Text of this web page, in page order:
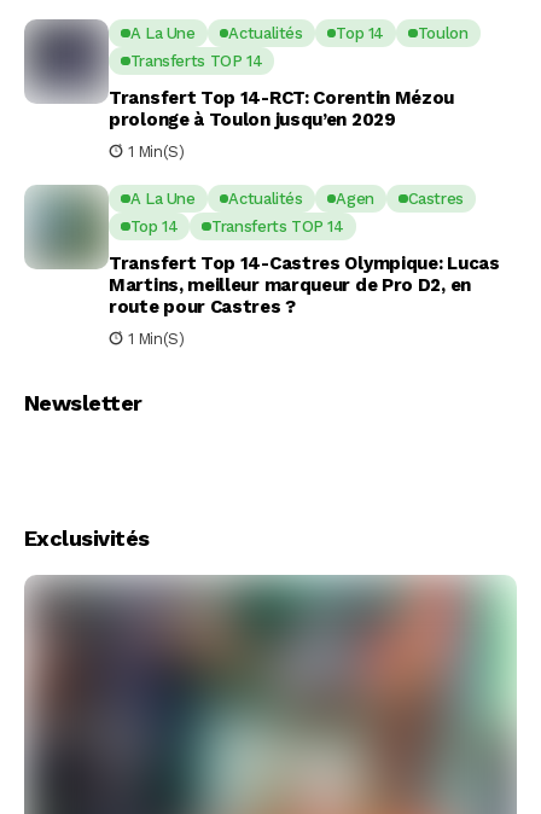
A La Une Actualités Top 14
Toulon
Transferts TOP 14
Transfert Top 14-RCT: Corentin Mézou
prolonge à Toulon jusqu’en 2029
1 Min(s)
A La Une Actualités Agen
Castres
Top 14
Transferts TOP 14
Transfert Top 14-Castres Olympique: Lucas
Martins, meilleur marqueur de Pro D2, en
route pour Castres ?
1 Min(s)
Newsletter
Exclusivités